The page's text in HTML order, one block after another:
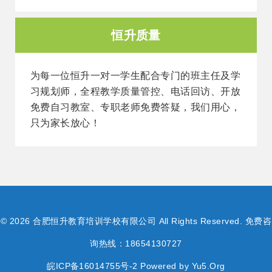
恒升质量
为每一位恒升一对一学生配合专门的班主任及学
习规划师，全程教学质量管控、电话回访、开放
免费自习教室、专职老师免费答疑，我们用心，
只为家长放心！
© 2026 合肥恒升教育培训学校有限公司 All Rights Reserved. 免费咨
询热线： 18654130727
皖ICP备16014755号-2 Powered by Yu5.Org